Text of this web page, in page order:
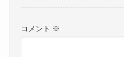
コメント ※